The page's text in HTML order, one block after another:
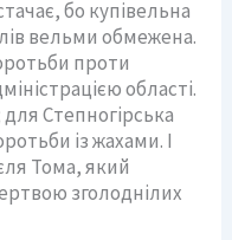
бо купівельна
вельми обмежена.
проти
області.
Степногірська
із жахами. І
Тома, який
зголоднілих